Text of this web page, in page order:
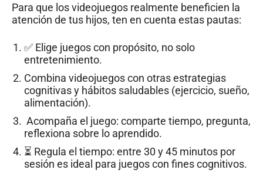
Para que los videojuegos realmente beneficien la
atención de tus hijos, ten en cuenta estas pautas:
✅ Elige juegos con propósito, no solo
entretenimiento.
Combina videojuegos con otras estrategias
cognitivas y hábitos saludables (ejercicio, sueño,
alimentación).
‍‍‍ Acompaña el juego: comparte tiempo, pregunta,
reflexiona sobre lo aprendido.
⏳ Regula el tiempo: entre 30 y 45 minutos por
sesión es ideal para juegos con fines cognitivos.